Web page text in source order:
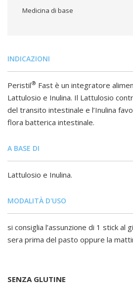
Medicina di base
INDICAZIONI
Peristil® Fast è un integratore
Lattulosio e Inulina. Il Lattulosio
del transito intestinale e l’Inulina
flora batterica intestinale.
A BASE DI
Lattulosio e Inulina.
MODALITÀ D'USO
si consiglia l’assunzione di 1 stick al
sera prima del pasto oppure la
SENZA GLUTINE